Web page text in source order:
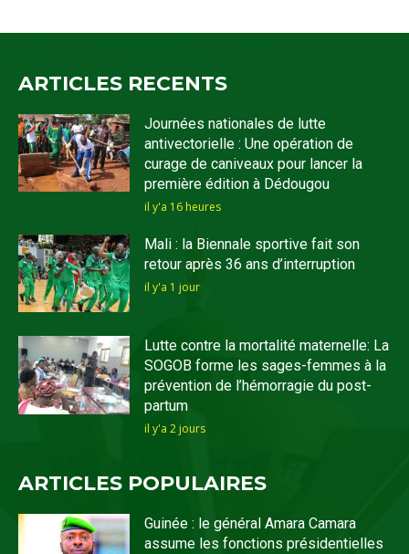
ARTICLES RECENTS
Journées nationales de lutte
antivectorielle : Une opération de
curage de caniveaux pour lancer la
première édition à Dédougou
il y'a 16 heures
Mali : la Biennale sportive fait son
retour après 36 ans d’interruption
il y'a 1 jour
Lutte contre la mortalité maternelle: La
SOGOB forme les sages-femmes à la
prévention de l’hémorragie du post-
partum
il y'a 2 jours
ARTICLES POPULAIRES
Guinée : le général Amara Camara
assume les fonctions présidentielles